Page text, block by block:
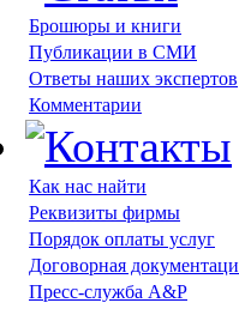
Брошюры и книги
Публикации в СМИ
Ответы наших экспертов
Комментарии
Как нас найти
Реквизиты фирмы
Порядок оплаты услуг
Договорная
Пресс-служба A&P